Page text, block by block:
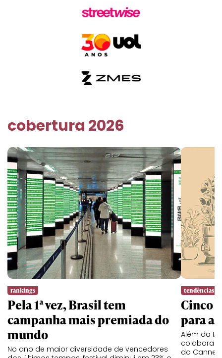
cobertura 2026
rankings
Pela 1ª vez, Brasil tem
campanha mais premiada do
mundo
No ano de maior diversidade de vencedores
tendências
Cinco
para a
Além da
do Cannes